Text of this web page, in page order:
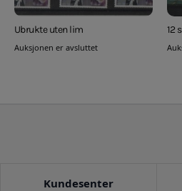
Ubrukte uten lim
Auksjonen er avsluttet
12
Kundesenter